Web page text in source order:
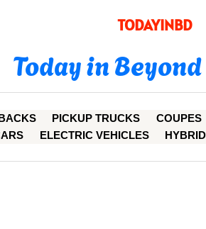
TODAYINBD
Today in
PICKUP TRUCKS COUPES
ELECTRIC VEHICLES